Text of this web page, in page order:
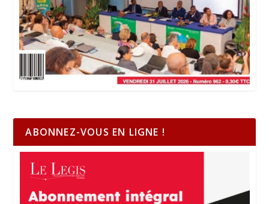
ABONNEZ-VOUS EN LIGNE !